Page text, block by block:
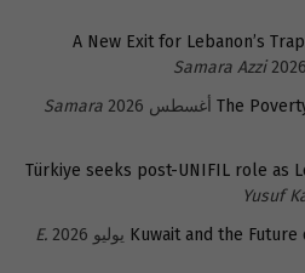
A New Exit for Lebanon’s
Samara Azzi
The
Samara
Türkiye seeks post-UNIFIL role as
Yusuf
Kuwait and the Future
E.